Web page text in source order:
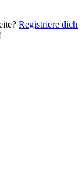
Registriere dich